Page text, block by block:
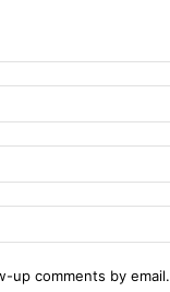
up comments by email.